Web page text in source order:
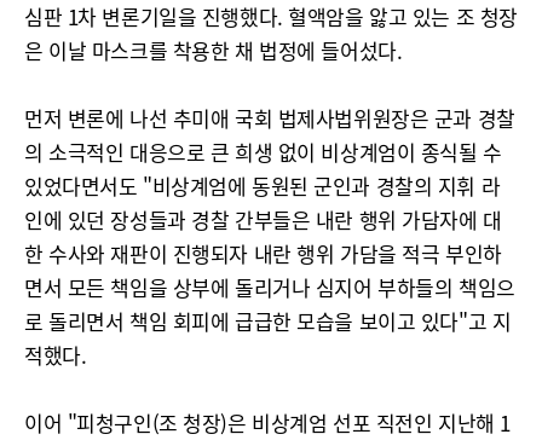
심판 1차 변론기일을 진행했다. 혈액암을 앓고 있는 조 청장
은 이날 마스크를 착용한 채 법정에 들어섰다.
먼저 변론에 나선 추미애 국회 법제사법위원장은 군과 경찰
의 소극적인 대응으로 큰 희생 없이 비상계엄이 종식될 수
있었다면서도 "비상계엄에 동원된 군인과 경찰의 지휘 라
인에 있던 장성들과 경찰 간부들은 내란 행위 가담자에 대
한 수사와 재판이 진행되자 내란 행위 가담을 적극 부인하
면서 모든 책임을 상부에 돌리거나 심지어 부하들의 책임으
로 돌리면서 책임 회피에 급급한 모습을 보이고 있다"고 지
적했다.
이어 "피청구인(조 청장)은 비상계엄 선포 직전인 지난해 1